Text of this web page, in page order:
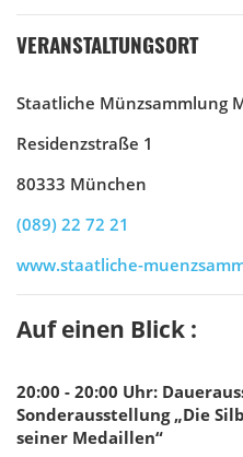
VERANSTALTUNGSORT
Staatliche Münzsammlung
Residenzstraße 1
80333 München
(089) 22 72 21
www.staatliche-
Auf einen Blick :
20:00 - 20:00 Uhr:
Sonderausstellung „Die
seiner Medaillen“